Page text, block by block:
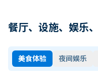
餐厅、设施、娱乐
美食体验 夜间娱乐